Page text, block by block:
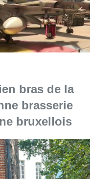
bras de la
brasserie
bruxellois